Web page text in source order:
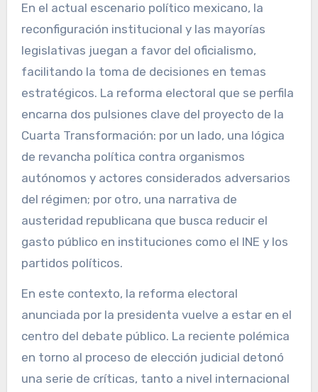
En el actual escenario político mexicano, la
reconfiguración institucional y las mayorías
legislativas juegan a favor del oficialismo,
facilitando la toma de decisiones en temas
estratégicos. La reforma electoral que se perfila
encarna dos pulsiones clave del proyecto de la
Cuarta Transformación: por un lado, una lógica
de revancha política contra organismos
autónomos y actores considerados adversarios
del régimen; por otro, una narrativa de
austeridad republicana que busca reducir el
gasto público en instituciones como el INE y los
partidos políticos.
En este contexto, la reforma electoral
anunciada por la presidenta vuelve a estar en el
centro del debate público. La reciente polémica
en torno al proceso de elección judicial detonó
una serie de críticas, tanto a nivel internacional